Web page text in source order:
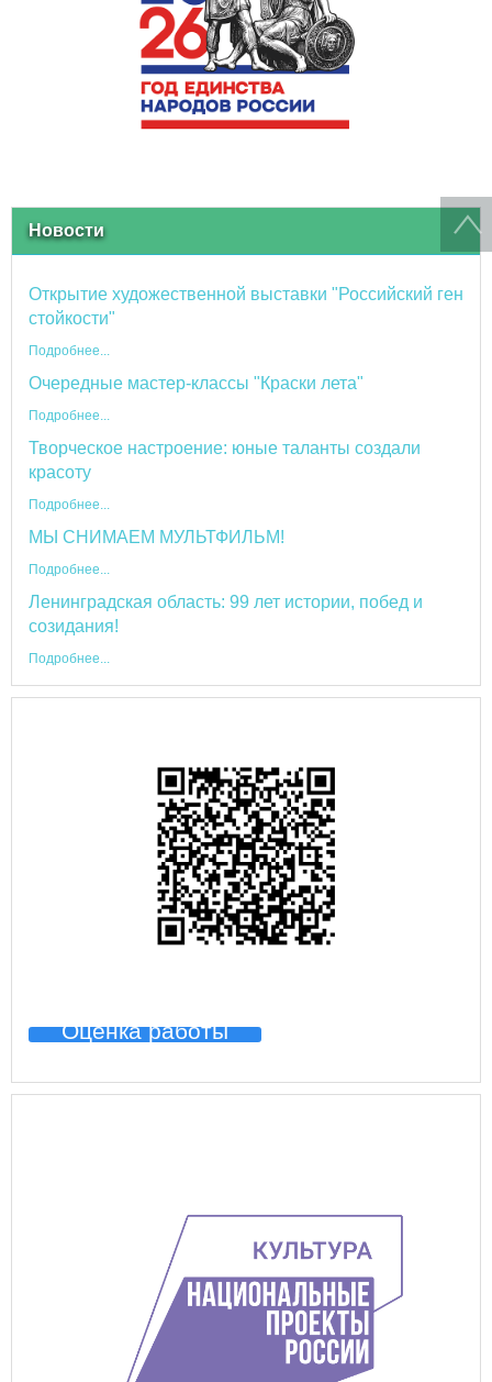
Новости
Открытие художественной выставки "Российский ген
стойкости"
Подробнее...
Очередные мастер-классы "Краски лета"
Подробнее...
Творческое настроение: юные таланты создали
красоту
Подробнее...
МЫ СНИМАЕМ МУЛЬТФИЛЬМ!
Подробнее...
Ленинградская область: 99 лет истории, побед и
созидания!
Подробнее...
Оценка работы